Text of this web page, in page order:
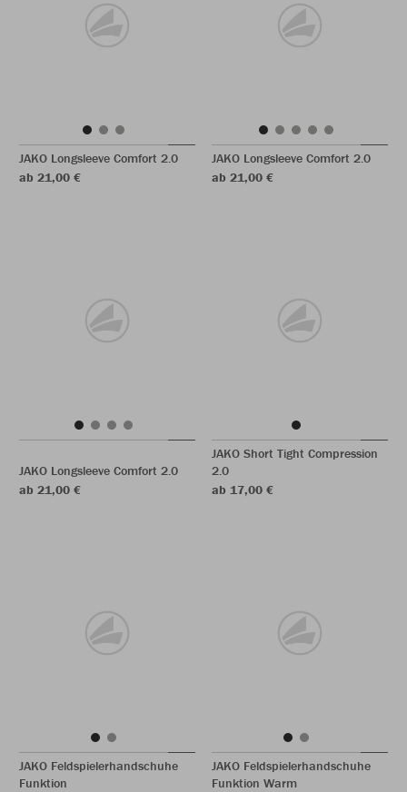
JAKO Longsleeve Comfort 2.0
ab 21,00 €
JAKO Longsleeve Comfort 2.0
ab 21,00 €
JAKO Longsleeve Comfort 2.0
ab 21,00 €
JAKO Short Tight Compression
2.0
ab 17,00 €
JAKO Feldspielerhandschuhe
Funktion
JAKO Feldspielerhandschuhe
Funktion Warm